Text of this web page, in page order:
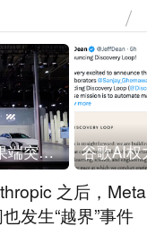
智己汽车App苹果端突然“下架”
之后，Meta
发生“越界”事件